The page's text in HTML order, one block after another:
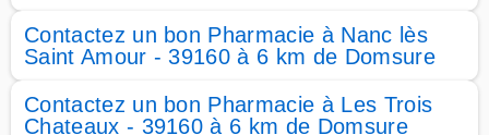
Contactez un bon Pharmacie à Nanc lès
Saint Amour - 39160 à 6 km de Domsure
Contactez un bon Pharmacie à Les Trois
Chateaux - 39160 à 6 km de Domsure